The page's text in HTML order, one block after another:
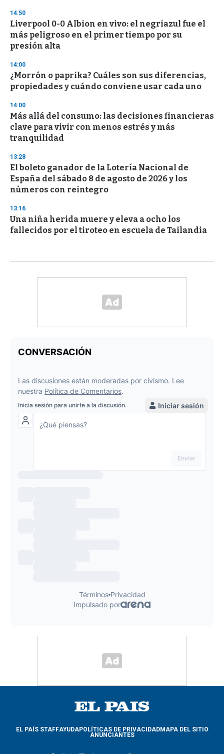
14:50
Liverpool 0-0 Albion en vivo: el negriazul fue el
más peligroso en el primer tiempo por su
presión alta
14:00
¿Morrón o paprika? Cuáles son sus diferencias,
propiedades y cuándo conviene usar cada uno
14:00
Más allá del consumo: las decisiones financieras
clave para vivir con menos estrés y más
tranquilidad
13:28
El boleto ganador de la Lotería Nacional de
España del sábado 8 de agosto de 2026 y los
números con reintegro
13:16
Una niña herida muere y eleva a ocho los
fallecidos por el tiroteo en escuela de Tailandia
EL PAÍS STAFFAYUDAPOLÍTICAS DE PRIVACIDADMAPA DEL SITIO
ANUNCIANTES